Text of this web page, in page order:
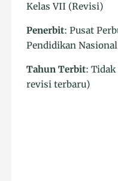
Kelas VII (Revisi)
Penerbit: Pusat
Pendidikan Nasional
Tahun Terbit:
revisi terbaru)